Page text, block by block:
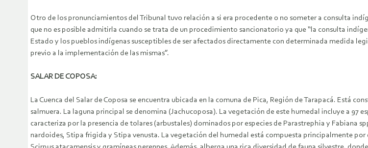
Otro de los pronunciamientos del Tribunal tuvo relación a si era procedente o no someter a consulta
que no es posible admitirla cuando se trata de un procedimiento sancionatorio ya que “la consulta
Estado y los pueblos indígenas susceptibles de ser afectados directamente con determinada medida
previo a la implementación de las mismas”.
SALAR DE COPOSA:
La Cuenca del Salar de Coposa se encuentra ubicada en la comuna de Pica, Región de Tarapacá. Está
salmuera. La laguna principal se denomina (Jachucoposa). La vegetación de este humedal incluye a 97
caracteriza por la presencia de tolares (arbustales) dominados por especies de Parastrephia y Fabiana
nardoides, Stipa frigida y Stipa venusta. La vegetación del humedal está compuesta principalmente